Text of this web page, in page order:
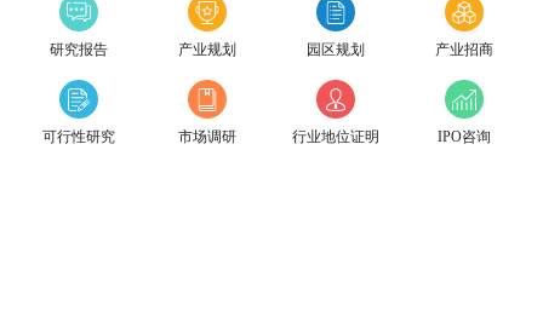
研究报告 产业规划 园区规划 产业招商
可行性研究 市场调研 行业地位证明 IPO咨询